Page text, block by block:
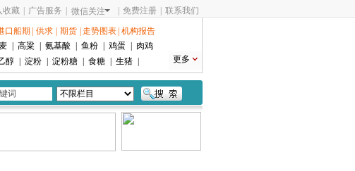
收藏 广告服务 微信关注 免费注册 联系我们
口船期 供求 期货 走势图表 机构报告
高粱 氨基酸 鱼粉 鸡蛋
肉鸡
醇 淀粉 淀粉糖 食糖 生猪 更多